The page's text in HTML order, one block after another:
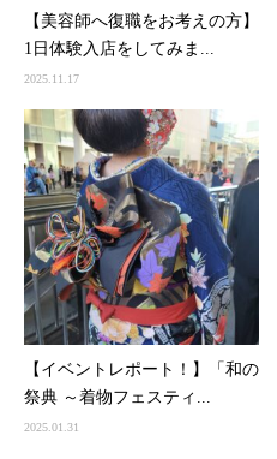
【美容師へ復職をお考えの方】
1日体験入店をしてみま...
2025.11.17
【イベントレポート！】「和の
祭典 ～着物フェスティ...
2025.01.31